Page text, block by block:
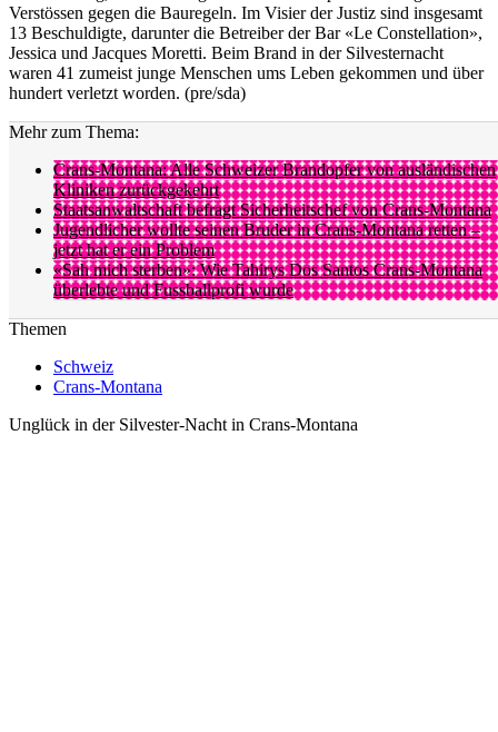
Verstössen gegen die Bauregeln. Im Visier der Justiz sind insgesamt
13 Beschuldigte, darunter die Betreiber der Bar «Le Constellation»,
Jessica und Jacques Moretti. Beim Brand in der Silvesternacht
waren 41 zumeist junge Menschen ums Leben gekommen und über
hundert verletzt worden. (pre/sda)
Mehr zum Thema:
Crans-Montana: Alle Schweizer Brandopfer von ausländischen
Kliniken zurückgekehrt
Staatsanwaltschaft befragt Sicherheitschef von Crans-Montana
Jugendlicher wollte seinen Bruder in Crans-Montana retten –
jetzt hat er ein Problem
«Sah mich sterben»: Wie Tahirys Dos Santos Crans-Montana
überlebte und Fussballprofi wurde
Themen
Schweiz
Crans-Montana
Unglück in der Silvester-Nacht in Crans-Montana